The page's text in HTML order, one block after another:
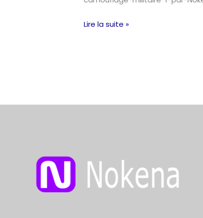
militaire
par
Lire la suite »